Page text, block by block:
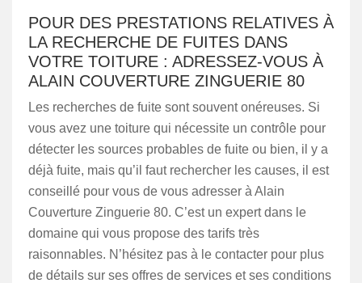
POUR DES PRESTATIONS RELATIVES À
LA RECHERCHE DE FUITES DANS
VOTRE TOITURE : ADRESSEZ-VOUS À
ALAIN COUVERTURE ZINGUERIE 80
Les recherches de fuite sont souvent onéreuses. Si
vous avez une toiture qui nécessite un contrôle pour
détecter les sources probables de fuite ou bien, il y a
déjà fuite, mais qu’il faut rechercher les causes, il est
conseillé pour vous de vous adresser à Alain
Couverture Zinguerie 80. C’est un expert dans le
domaine qui vous propose des tarifs très
raisonnables. N’hésitez pas à le contacter pour plus
de détails sur ses offres de services et ses conditions